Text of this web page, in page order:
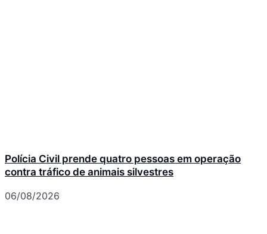
Polícia Civil prende quatro pessoas em operação
contra tráfico de animais silvestres
06/08/2026